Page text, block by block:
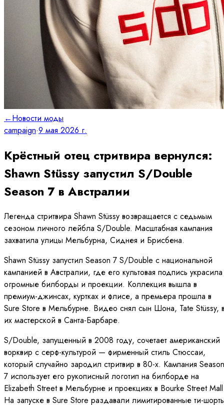
←Новости моды
campaign·9 мая 2026 г.
Крёстный отец стритвира вернулся:
Shawn Stüssy запустил S/Double
Season 7 в Австралии
Легенда стритвира Shawn Stüssy возвращается с седьмым
сезоном личного лейбла S/Double. Масштабная кампания
захватила улицы Мельбурна, Сиднея и Брисбена.
Shawn Stüssy запустил Season 7 S/Double с национальной
кампанией в Австралии, где его культовая подпись украсила
огромные билборды и проекции. Коллекция вышла в
премиум-джинсах, куртках и флисе, а премьера прошла в
Sure Store в Мельбурне. Видео снял сын Шона, Tate Stüssy,
их мастерской в Санта-Барбаре.
S/Double, запущенный в 2008 году, сочетает американский
ворквир с серф-культурой — фирменный стиль Стюссаи,
который случайно зародил стритвир в 80-х. Кампания Season
7 использует его рукописный логотип на билборде на
Elizabeth Street в Мельбурне и проекциях в Bourke Street
На запуске в Sure Store раздавали лимитированные ти-